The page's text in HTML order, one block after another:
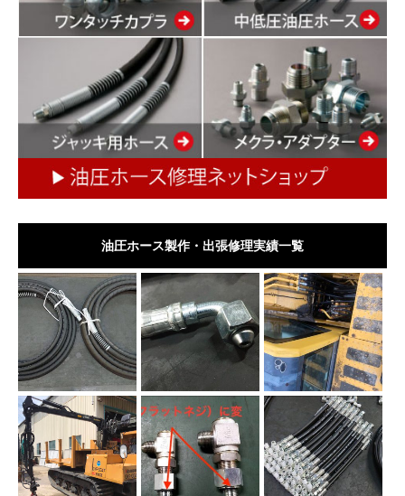
油圧ホース製作・出張修理実績一覧